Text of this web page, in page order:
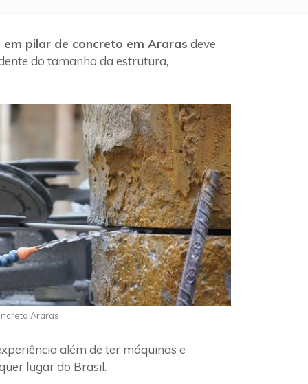
pilar de concreto em Araras deve
do tamanho da estrutura,
Araras
além de ter máquinas e
lugar do Brasil.